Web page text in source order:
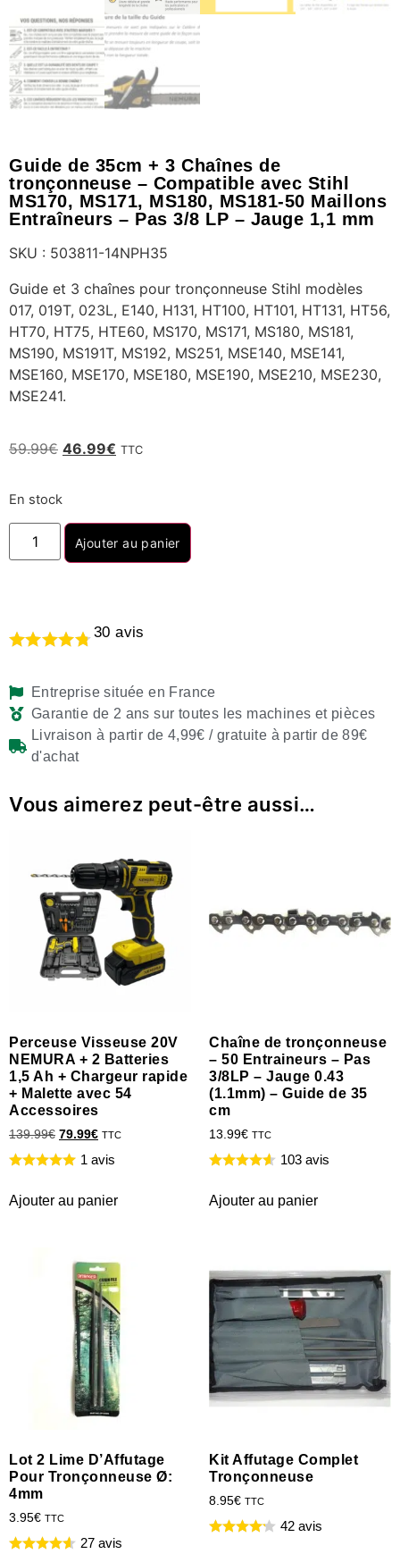
Guide de 35cm + 3 Chaînes de
tronçonneuse – Compatible avec Stihl
MS170, MS171, MS180, MS181-50 Maillons
Entraîneurs – Pas 3/8 LP – Jauge 1,1 mm
SKU : 503811-14NPH35
Guide et 3 chaînes pour tronçonneuse Stihl modèles
017, 019T, 023L, E140, H131, HT100, HT101, HT131, HT56,
HT70, HT75, HTE60, MS170, MS171, MS180, MS181,
MS190, MS191T, MS192, MS251, MSE140, MSE141,
MSE160, MSE170, MSE180, MSE190, MSE210, MSE230,
MSE241.
59.99€ 46.99€ TTC
En stock
Ajouter au panier
30 avis
Entreprise située en France
Garantie de 2 ans sur toutes les machines et pièces
Livraison à partir de 4,99€ / gratuite à partir de 89€
d'achat
Vous aimerez peut-être aussi…
Perceuse Visseuse 20V
NEMURA + 2 Batteries
1,5 Ah + Chargeur rapide
+ Malette avec 54
Accessoires
139.99€ 79.99€ TTC
1 avis
Ajouter au panier
Chaîne de tronçonneuse
– 50 Entraineurs – Pas
3/8LP – Jauge 0.43
(1.1mm) – Guide de 35
cm
13.99€ TTC
103 avis
Ajouter au panier
Lot 2 Lime D’Affutage
Pour Tronçonneuse Ø:
4mm
3.95€ TTC
27 avis
Kit Affutage Complet
Tronçonneuse
8.95€ TTC
42 avis